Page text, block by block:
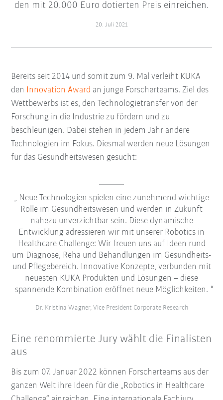
den mit 20.000 Euro dotierten Preis einreichen.
20. Juli 2021
Bereits seit 2014 und somit zum 9. Mal verleiht KUKA
den Innovation Award an junge Forscherteams. Ziel des
Wettbewerbs ist es, den Technologietransfer von der
Forschung in die Industrie zu fördern und zu
beschleunigen. Dabei stehen in jedem Jahr andere
Technologien im Fokus. Diesmal werden neue Lösungen
für das Gesundheitswesen gesucht:
Neue Technologien spielen eine zunehmend wichtige
Rolle im Gesundheitswesen und werden in Zukunft
nahezu unverzichtbar sein. Diese dynamische
Entwicklung adressieren wir mit unserer Robotics in
Healthcare Challenge: Wir freuen uns auf Ideen rund
um Diagnose, Reha und Behandlungen im Gesundheits-
und Pflegebereich. Innovative Konzepte, verbunden mit
neuesten KUKA Produkten und Lösungen – diese
spannende Kombination eröffnet neue Möglichkeiten.
Dr. Kristina Wagner, Vice President Corporate Research
Eine renommierte Jury wählt die Finalisten
aus
Bis zum 07. Januar 2022 können Forscherteams aus der
ganzen Welt ihre Ideen für die „Robotics in Healthcare